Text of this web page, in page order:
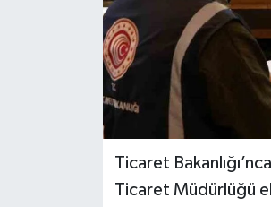
Ticaret
Ticaret Müdürlüğü
SOLHAN
YAYLADERE